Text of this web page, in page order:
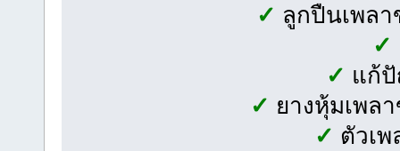
✓ ลูกปืนเพล
✓
✓ แก้
✓ ยางหุ้มเพล
✓ ตัวเ